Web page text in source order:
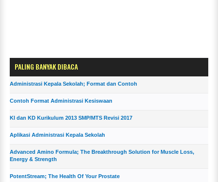
PALING BANYAK DIBACA
Administrasi Kepala Sekolah; Format dan Contoh
Contoh Format Administrasi Kesiswaan
KI dan KD Kurikulum 2013 SMP/MTS Revisi 2017
Aplikasi Administrasi Kepala Sekolah
Advanced Amino Formula; The Breakthrough Solution for Muscle Loss,
Energy & Strength
PotentStream; The Health Of Your Prostate